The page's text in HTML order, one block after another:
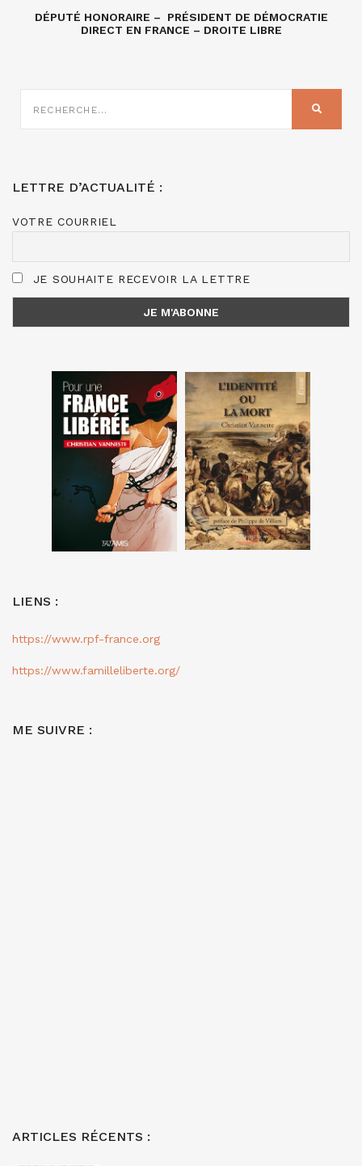
DÉPUTÉ HONORAIRE – PRÉSIDENT DE DÉMOCRATIE
DIRECT EN FRANCE – DROITE LIBRE
SUR
LETTRE D’ACTUALITÉ :
VOTRE COURRIEL
JE SOUHAITE RECEVOIR LA LETTRE
LIENS :
https://www.rpf-france.org
https://www.familleliberte.org/
ME SUIVRE :
ARTICLES RÉCENTS :